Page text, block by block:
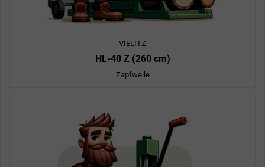
VIELITZ
HL-40 Z (260 cm)
Zapfwelle